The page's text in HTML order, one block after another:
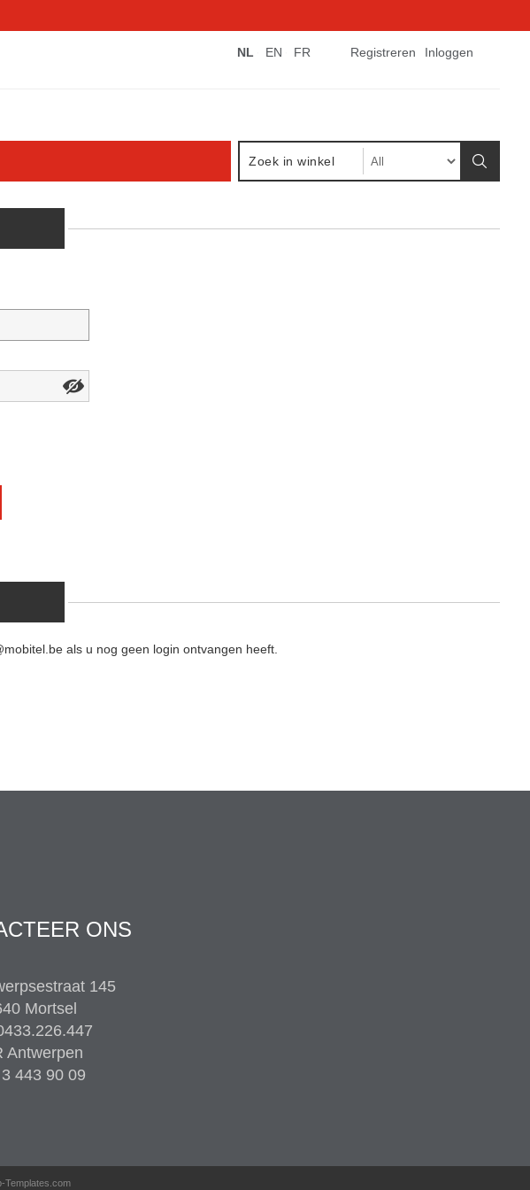
Registreren Inloggen
NL EN FR
als u nog geen login ontvangen heeft.
ONS
145
Mortsel
Antwerpen
443 90 09
Templates.com